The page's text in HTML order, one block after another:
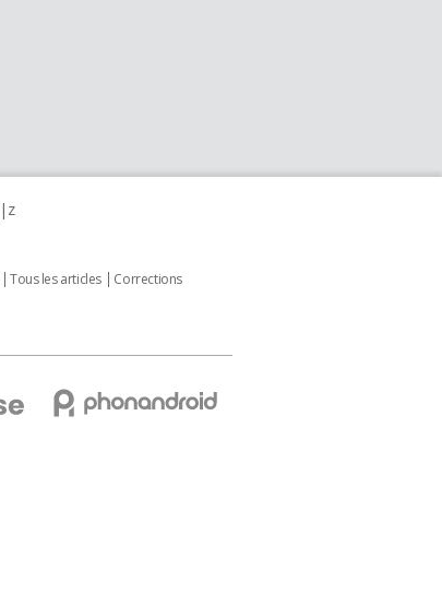
z
Tous les articles
Corrections